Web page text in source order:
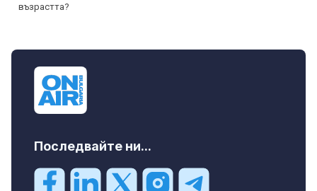
Последвайте ни...